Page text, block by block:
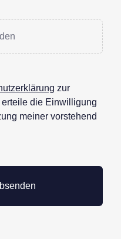
zur
die Einwilligung
meiner vorstehend